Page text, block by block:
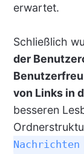
erwartet.
Schließlich
der
von Links in
besseren
Nachrichten